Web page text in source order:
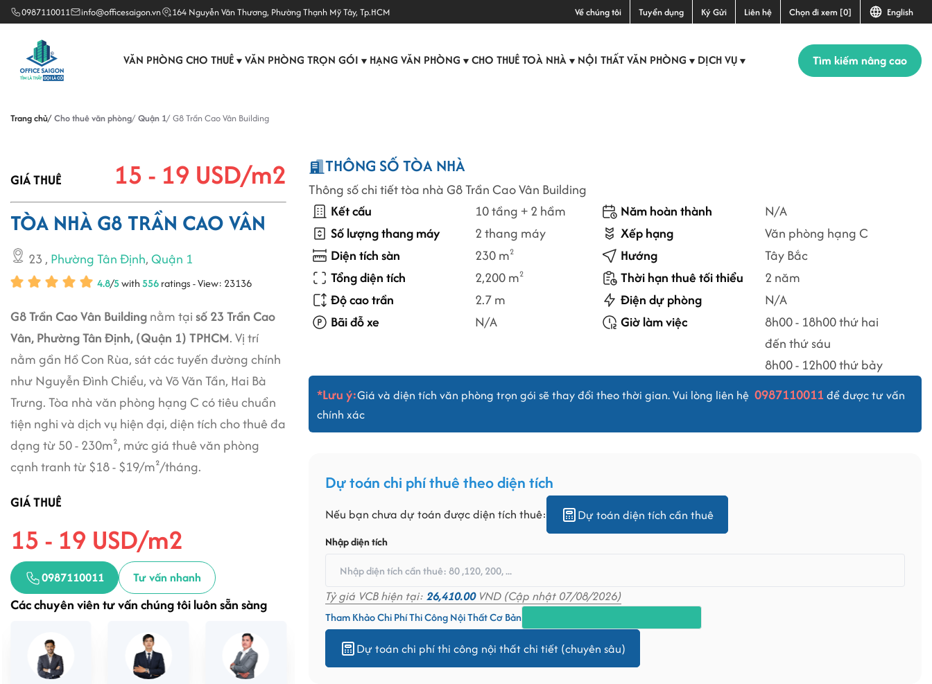
0987110011 info@officesaigon.vn 164 Nguyễn Văn Thương, Phường Thạnh Mỹ Tây, Tp.HCM Về chúng tôi Tuyển dụng Ký Gửi Liên hệ Chọn đi xem [0] English
VĂN PHÒNG CHO THUÊ ▼ VĂN PHÒNG TRỌN GÓI ▼ HẠNG VĂN PHÒNG ▼ CHO THUÊ TOÀ NHÀ ▼ NỘI THẤT VĂN PHÒNG ▼ DỊCH VỤ ▼ Tìm kiếm nâng cao
Trang chủ Cho thuê văn phòng Quận 1 G8 Trần Cao Vân Building
GIÁ THUÊ 15 - 19 USD/m2
TÒA NHÀ G8 TRẦN CAO VÂN
23 , Phường Tân Định,Quận 1
4.8/5with556ratings - View: 23136
G8 Trần Cao Vân Buildingnằm tại số 23 Trần Cao
Vân, Phường Tân Định, (Quận 1) TPHCM. Vị trí
nằm gần Hồ Con Rùa, sát các tuyến đường chính
như Nguyễn Đình Chiểu, và Võ Văn Tần, Hai Bà
Trưng. Tòa nhà văn phòng hạng C có tiêu chuẩn
tiện nghi và dịch vụ hiện đại, diện tích cho thuê đa
dạng từ 50 - 230m², mức giá thuê văn phòng
cạnh tranh từ $18 - $19/m²/tháng.
GIÁ THUÊ
15 - 19 USD/m2
0987110011 Tư vấn nhanh
Các chuyên viên tư vấn chúng tôi luôn sẵn sàng
THÔNG SỐ TÒA NHÀ
Thông số chi tiết tòa nhà G8 Trần Cao Vân Building
Kết cấu
10 tầng + 2 hầm Năm hoàn thành
N/A
Số lượng thang máy
2 thang máy Xếp hạng
Văn phòng hạng C
Diện tích sàn
230 m2 Hướng
Tây Bắc
Tổng diện tích
2,200 m2 Thời hạn thuê tối thiểu
2 năm
Độ cao trần
2.7 m Điện dự phòng
N/A
Bãi đỗ xe
N/A Giờ làm việc
8h00 - 18h00 thứ hai
đến thứ sáu
8h00 - 12h00 thứ bảy
*Lưu ý:Giá và diện tích văn phòng trọn gói sẽ thay đổi theo thời gian. Vui lòng liên hệ 0987110011để được tư vấn
chính xác
Dự toán chi phí thuê theo diện tích
Nếu bạn chưa dự toán được diện tích thuê: Dự toán diện tích cần thuê
Nhập diện tích
Tỷ giá VCB hiện tại: 26,410.00VND (Cập nhật 07/08/2026)
Tham Khảo Chi Phí Thi Công Nội Thất Cơ Bản
Dự toán chi phí thi công nội thất chi tiết (chuyên sâu)